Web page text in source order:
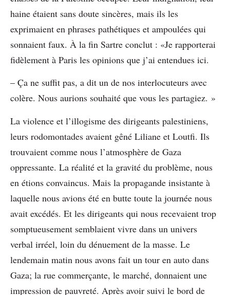
haine étaient sans doute sincères, mais ils les
exprimaient en phrases pathétiques et ampoulées qui
sonnaient faux. À la fin Sartre conclut : «Je rapporterai
fidèlement à Paris les opinions que j’ai entendues ici.
– Ça ne suffit pas, a dit un de nos interlocuteurs avec
colère. Nous aurions souhaité que vous les partagiez. »
La violence et l’illogisme des dirigeants palestiniens,
leurs rodomontades avaient gêné Liliane et Loutfi. Ils
trouvaient comme nous l’atmosphère de Gaza
oppressante. La réalité et la gravité du problème, nous
en étions convaincus. Mais la propagande insistante à
laquelle nous avions été en butte toute la journée nous
avait excédés. Et les dirigeants qui nous recevaient trop
somptueusement semblaient vivre dans un univers
verbal irréel, loin du dénuement de la masse. Le
lendemain matin nous avons fait un tour en auto dans
Gaza; la rue commerçante, le marché, donnaient une
impression de pauvreté. Après avoir suivi le bord de